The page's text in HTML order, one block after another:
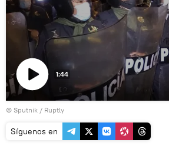
Reproducir
vídeo
1:44
© Sputnik / Ruptly
Síguenos en